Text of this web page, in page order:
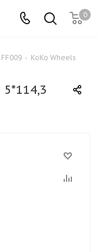
0
FF009 - KoKo Wheels